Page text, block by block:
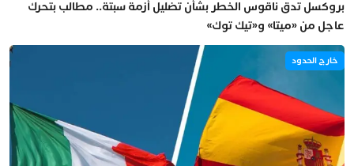
بروكسل تدق ناقوس الخطر بشأن تضليل أزمة سبتة.. مطالب بتحرك
عاجل من «ميتا» و«تيك توك»
خارج الحدود